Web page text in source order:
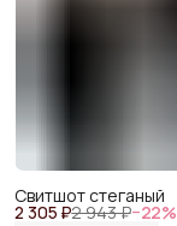
2 305 ₽2 943 ₽−22%
Свитшот стеганый